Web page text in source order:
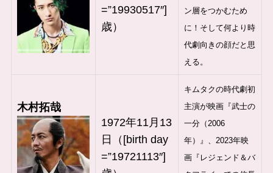
=”19930517″]
歳）
ン層をつかむため
に！そして何より時
代劇向きの顔だと思
える。
木村拓哉
1972年11月13
日（[birth day
=”19721113″]
キムタクの時代劇初
主演が映画『武士の
一分（2006
年）』、2023年映
画『レジェンド＆バ